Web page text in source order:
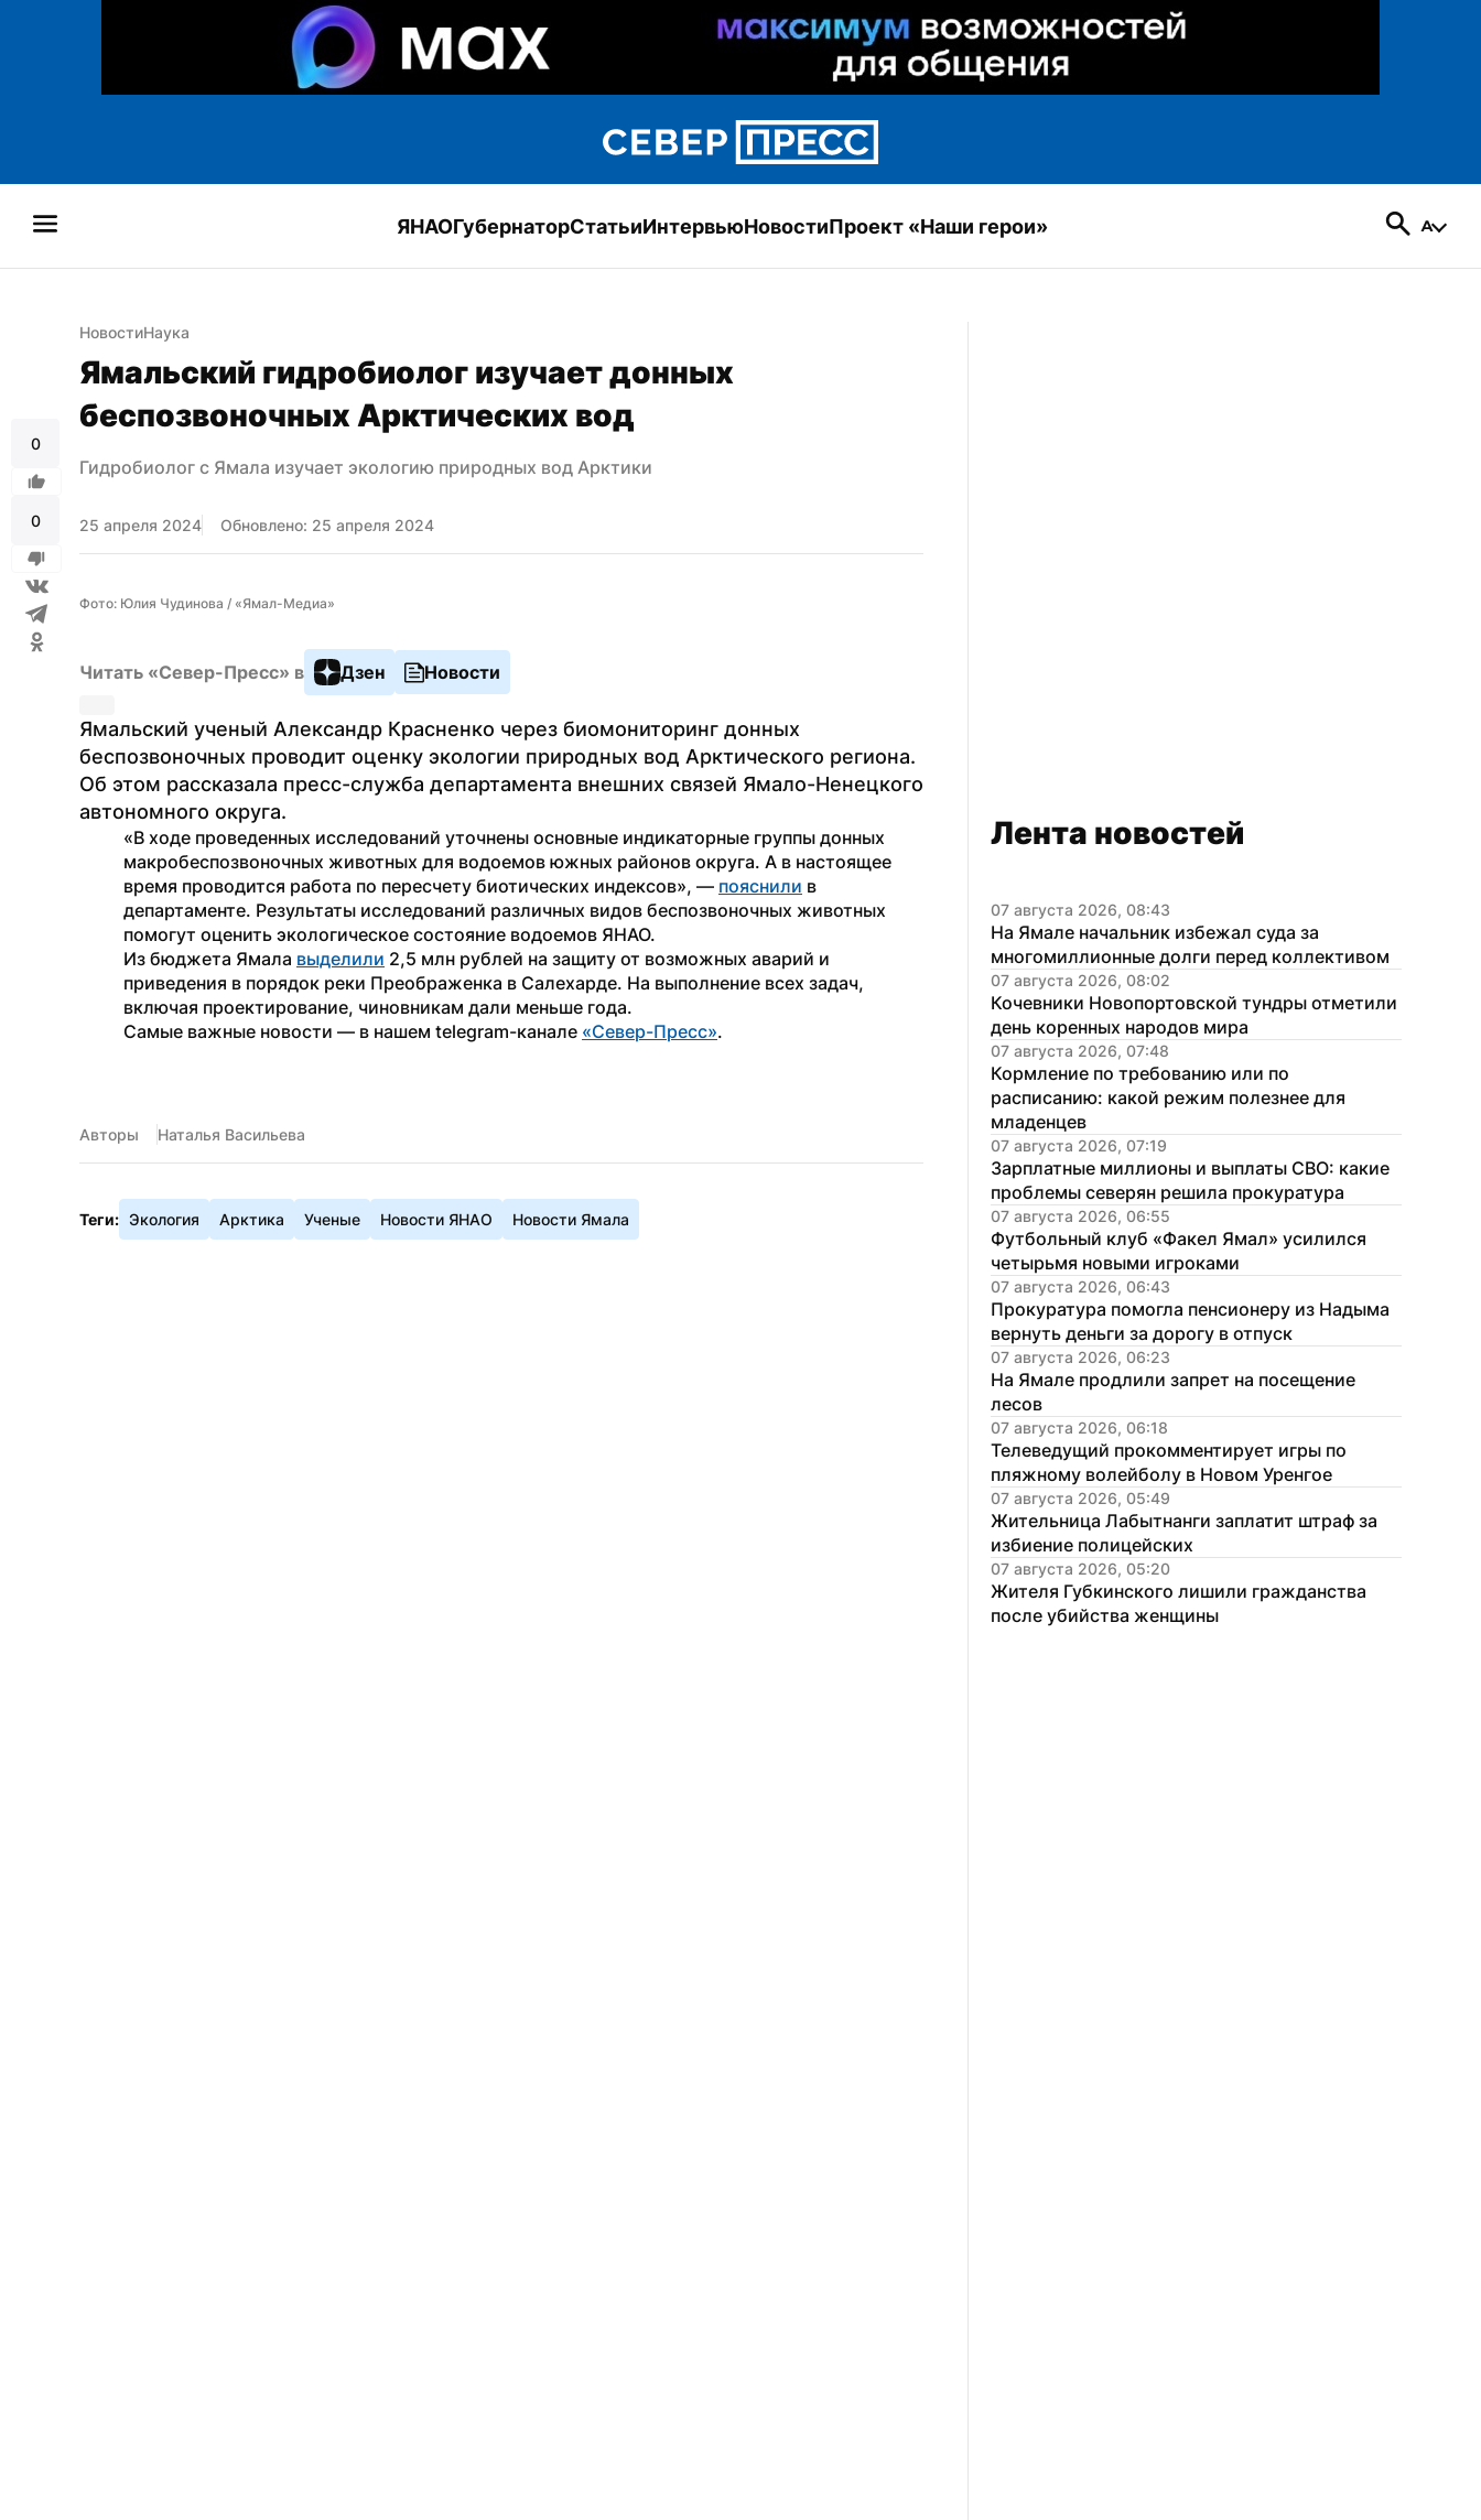
ЯНАОГубернаторСтатьиИнтервьюНовостиПроект «Наши герои»
0
0
НовостиНаука
Ямальский гидробиолог изучает донных
беспозвоночных Арктических вод
Гидробиолог с Ямала изучает экологию природных вод Арктики
25 апреля 2024 Обновлено: 25 апреля 2024
Фото: Юлия Чудинова / «Ямал-Медиа»
Читать «Север-Пресс» в Дзен Новости
Ямальский ученый Александр Красненко через биомониторинг донных
беспозвоночных проводит оценку экологии природных вод Арктического региона.
Об этом рассказала пресс-служба департамента внешних связей Ямало-Ненецкого
автономного округа.
«В ходе проведенных исследований уточнены основные индикаторные группы донных
макробеспозвоночных животных для водоемов южных районов округа. А в настоящее
время проводится работа по пересчету биотических индексов», — пояснили в
департаменте. Результаты исследований различных видов беспозвоночных животных
помогут оценить экологическое состояние водоемов ЯНАО.
Из бюджета Ямала выделили 2,5 млн рублей на защиту от возможных аварий и
приведения в порядок реки Преображенка в Салехарде. На выполнение всех задач,
включая проектирование, чиновникам дали меньше года.
Самые важные новости — в нашем telegram-канале «Север-Пресс».
Авторы Наталья Васильева
Теги: Экология Арктика Ученые Новости ЯНАО Новости Ямала
Лента новостей
07 августа 2026, 08:43
На Ямале начальник избежал суда за
многомиллионные долги перед коллективом
07 августа 2026, 08:02
Кочевники Новопортовской тундры отметили
день коренных народов мира
07 августа 2026, 07:48
Кормление по требованию или по
расписанию: какой режим полезнее для
младенцев
07 августа 2026, 07:19
Зарплатные миллионы и выплаты СВО: какие
проблемы северян решила прокуратура
07 августа 2026, 06:55
Футбольный клуб «Факел Ямал» усилился
четырьмя новыми игроками
07 августа 2026, 06:43
Прокуратура помогла пенсионеру из Надыма
вернуть деньги за дорогу в отпуск
07 августа 2026, 06:23
На Ямале продлили запрет на посещение
лесов
07 августа 2026, 06:18
Телеведущий прокомментирует игры по
пляжному волейболу в Новом Уренгое
07 августа 2026, 05:49
Жительница Лабытнанги заплатит штраф за
избиение полицейских
07 августа 2026, 05:20
Жителя Губкинского лишили гражданства
после убийства женщины